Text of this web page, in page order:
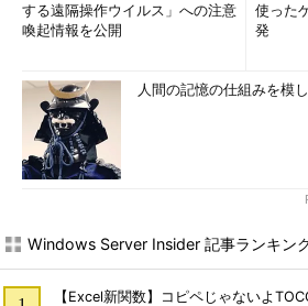
する遠隔操作ウイルス」への注意
喚起情報を公開
使った
発
人間の記憶の仕組みを模
Windows Server Insider 記事ランキン
【Excel新関数】コピペじゃないよ